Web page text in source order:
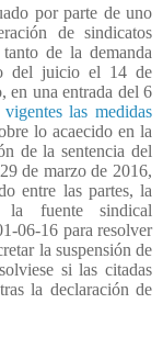
por parte de uno
de sindicatos
de la demanda
del juicio el 14 de
en una entrada del 6
las medidas
lo acaecido en la
de la sentencia del
de marzo de 2016,
entre las partes, la
la fuente sindical
06-16 para resolver
la suspensión de
si las citadas
la declaración de